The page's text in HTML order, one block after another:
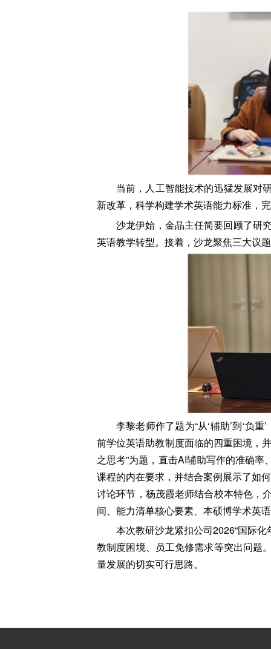
当前，人工智能技术的迅猛发展对
新改革，科学构建学术英语能力标准，
沙龙伊始，金晶主任简要回顾了研
英语教学转型。接着，沙龙聚焦三大议
李黎老师作了题为“从‘辅助’到‘负
前学位英语助教制度面临的四重困境，
之思考”为题，直击AI辅助写作的准确
课程的内在要求，并结合案例展示了如
讨论环节，杨茂霞老师结合校本特色，
间、能力清单核心要素、本硕博学术英
本次教研沙龙紧扣公司2026“国际
教制度困境、员工免修需求等突出问题
量发展的切实可行思路。